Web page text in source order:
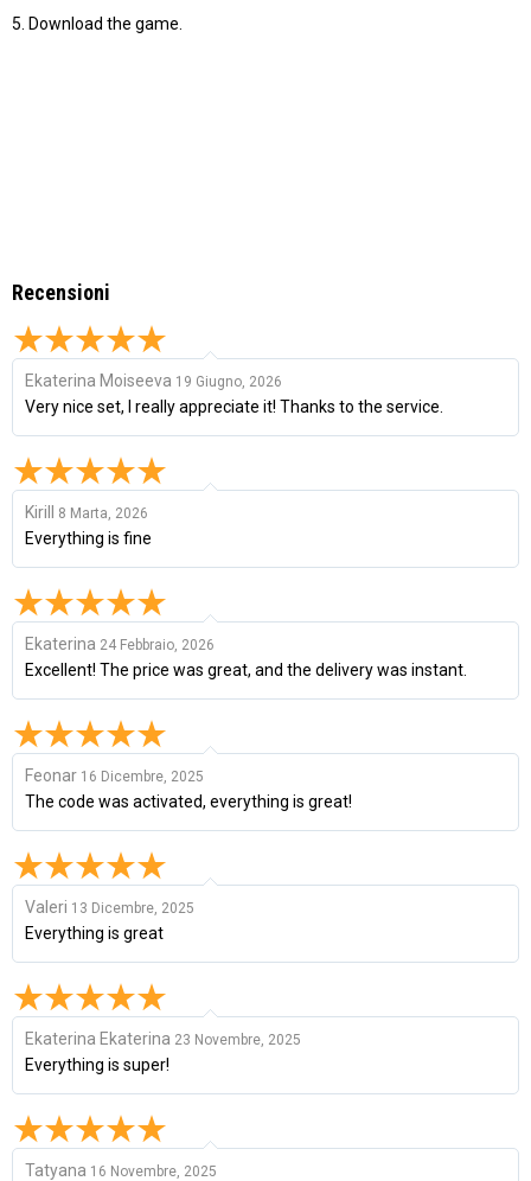
5. Download the game.
Recensioni
Ekaterina Moiseeva 19 Giugno, 2026
Very nice set, I really appreciate it! Thanks to the service.
Kirill 8 Marta, 2026
Everything is fine
Ekaterina 24 Febbraio, 2026
Excellent! The price was great, and the delivery was instant.
Feonar 16 Dicembre, 2025
The code was activated, everything is great!
Valeri 13 Dicembre, 2025
Everything is great
Ekaterina Ekaterina 23 Novembre, 2025
Everything is super!
Tatyana 16 Novembre, 2025